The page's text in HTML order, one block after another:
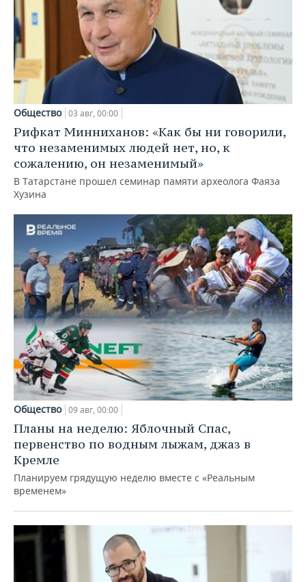
Общество 03 авг, 00:00
Рифкат Минниханов: «Как бы ни говорили,
что незаменимых людей нет, но, к
сожалению, он незаменимый»
В Татарстане прошел семинар памяти археолога Фаяза
Хузина
Общество 09 авг, 00:00
Планы на неделю: Яблочный Спас,
первенство по водным лыжам, джаз в
Кремле
Планируем грядущую неделю вместе с «Реальным
временем»